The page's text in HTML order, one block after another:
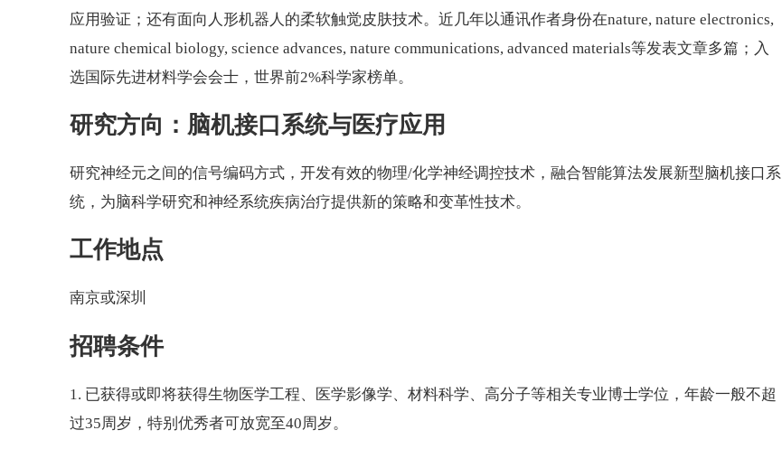
应用验证；还有面向人形机器人的柔软触觉皮肤技术。近几年以通讯作者身份在nature, nature electronics,
nature chemical biology, science advances, nature communications, advanced materials等发表文章多篇；入
选国际先进材料学会会士，世界前2%科学家榜单。
研究方向：脑机接口系统与医疗应用
研究神经元之间的信号编码方式，开发有效的物理/化学神经调控技术，融合智能算法发展新型脑机接口系
统，为脑科学研究和神经系统疾病治疗提供新的策略和变革性技术。
工作地点
南京或深圳
招聘条件
1. 已获得或即将获得生物医学工程、医学影像学、材料科学、高分子等相关专业博士学位，年龄一般不超
过35周岁，特别优秀者可放宽至40周岁。